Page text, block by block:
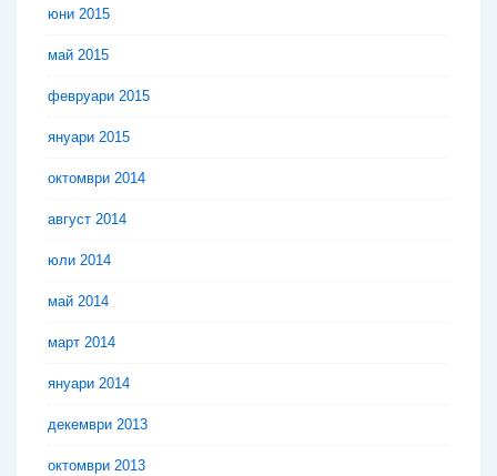
юни 2015
май 2015
февруари 2015
януари 2015
октомври 2014
август 2014
юли 2014
май 2014
март 2014
януари 2014
декември 2013
октомври 2013